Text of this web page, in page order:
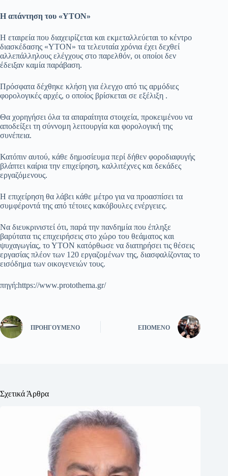
Η απάντηση του «ΥΤΟΝ»
Η εταιρεία που διαχειρίζεται και εκμεταλλεύεται το κέντρο
διασκέδασης «ΥΤΟΝ» τα τελευταία χρόνια έχει δεχθεί
αλλεπάλληλους ελέγχους στο παρελθόν, οι οποίοι δεν
έδειξαν καμία παράβαση.
Πρόσφατα δέχθηκε κλήση για έλεγχο από τις αρμόδιες
φορολογικές αρχές, ο οποίος βρίσκεται σε εξέλιξη .
Θα χορηγήσει όλα τα απαραίτητα στοιχεία, προκειμένου να
αποδείξει τη σύννομη λειτουργία και φορολογική της
συνέπεια.
Κατόπιν αυτού, κάθε δημοσίευμα περί δήθεν φοροδιαφυγής
βλάπτει καίρια την επιχείρηση, καλλιτέχνες και δεκάδες
εργαζόμενους.
Η επιχείρηση θα λάβει κάθε μέτρο για να προασπίσει τα
συμφέροντά της από τέτοιες κακόβουλες ενέργειες.
Να διευκρινιστεί ότι, παρά την πανδημία που έπληξε
βαρύτατα τις επιχειρήσεις στο χώρο του θεάματος και
ψυχαγωγίας, το ΥΤΟΝ κατόρθωσε να διατηρήσει τις θέσεις
εργασίας πλέον των 120 εργαζομένων της, διασφαλίζοντας το
εισόδημα των οικογενειών τους.
πηγή:https://www.protothema.gr/
ΠΡΟΗΓΟΎΜΕΝΟ ΕΠΌΜΕΝΟ
Σχετικά Άρθρα